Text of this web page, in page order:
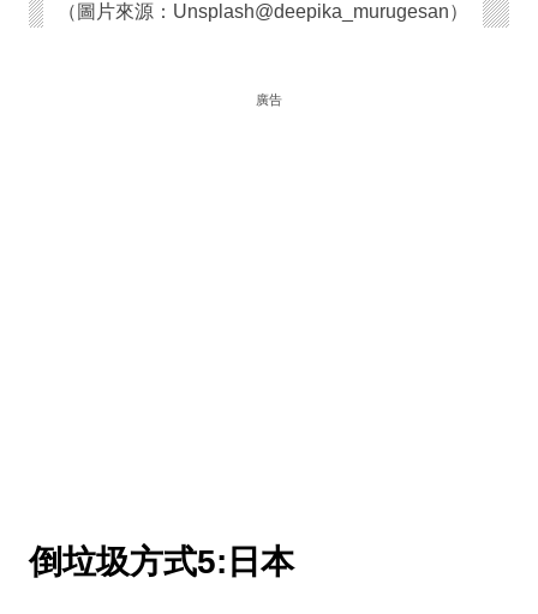
（圖片來源：Unsplash@deepika_murugesan）
廣告
倒垃圾方式5:日本